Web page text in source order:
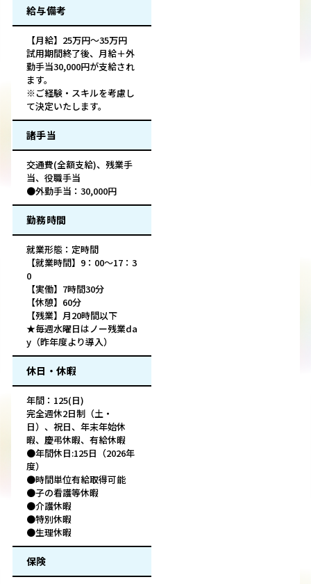
給与備考
【月給】25万円～35万円
試用期間終了後、月給＋外
勤手当30,000円が支給され
ます。
※ご経験・スキルを考慮し
て決定いたします。
諸手当
交通費(全額支給)、残業手
当、役職手当
●外勤手当：30,000円
勤務時間
就業形態：定時間
【就業時間】9：00〜17：3
0
【実働】7時間30分
【休憩】60分
【残業】月20時間以下
★毎週水曜日はノー残業da
y（昨年度より導入）
休日・休暇
年間：125(日)
完全週休2日制（土・
日）、祝日、年末年始休
暇、慶弔休暇、有給休暇
●年間休日:125日（2026年
度）
●時間単位有給取得可能
●子の看護等休暇
●介護休暇
●特別休暇
●生理休暇
保険